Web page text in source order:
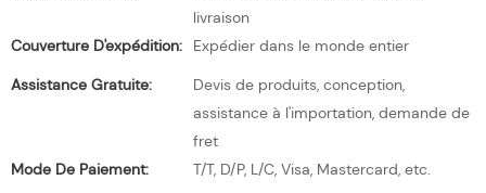
livraison
Couverture D'expédition:
Expédier dans le monde entier
Assistance Gratuite:
Devis de produits, conception,
assistance à l'importation, demande de
fret
Mode De Paiement:
T/T, D/P, L/C, Visa, Mastercard, etc.